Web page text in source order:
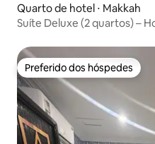
Quarto de hotel ⋅ Makkah
Suíte Deluxe (2 quartos) –
Preferido dos hóspedes
Preferido dos hóspedes